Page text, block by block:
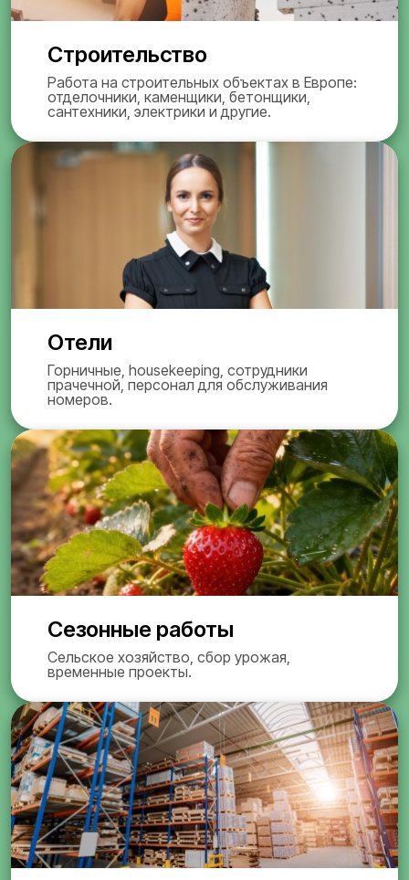
Строительство
Работа на строительных объектах в Европе:
отделочники, каменщики, бетонщики,
сантехники, электрики и другие.
Отели
Горничные, housekeeping, сотрудники
прачечной, персонал для обслуживания
номеров.
Сезонные работы
Сельское хозяйство, сбор урожая,
временные проекты.